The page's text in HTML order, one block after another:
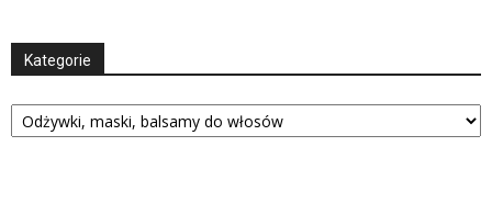
Kategorie
Kategorie